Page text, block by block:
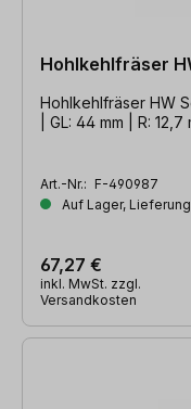
Hohlkehlfräser
Hohlkehlfräser HW
| GL: 44 mm | R: 12,7
Art.-Nr.: F-490987
Auf Lager,
67,27 €
inkl. MwSt. zzgl.
Versandkosten